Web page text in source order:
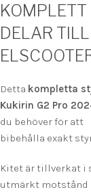
DELAR
Detta kompletta
Kukirin G2 Pro
du behöver för att
bibehålla exakt
Kitet är tillverkat i
utmärkt motstånd